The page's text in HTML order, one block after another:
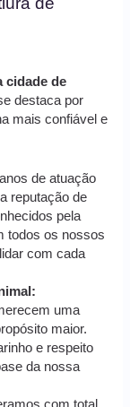
cidade de
destaca por
mais confiável e
de atuação
reputação de
pela
todos os nossos
com cada
uma
maior.
e respeito
da nossa
com total